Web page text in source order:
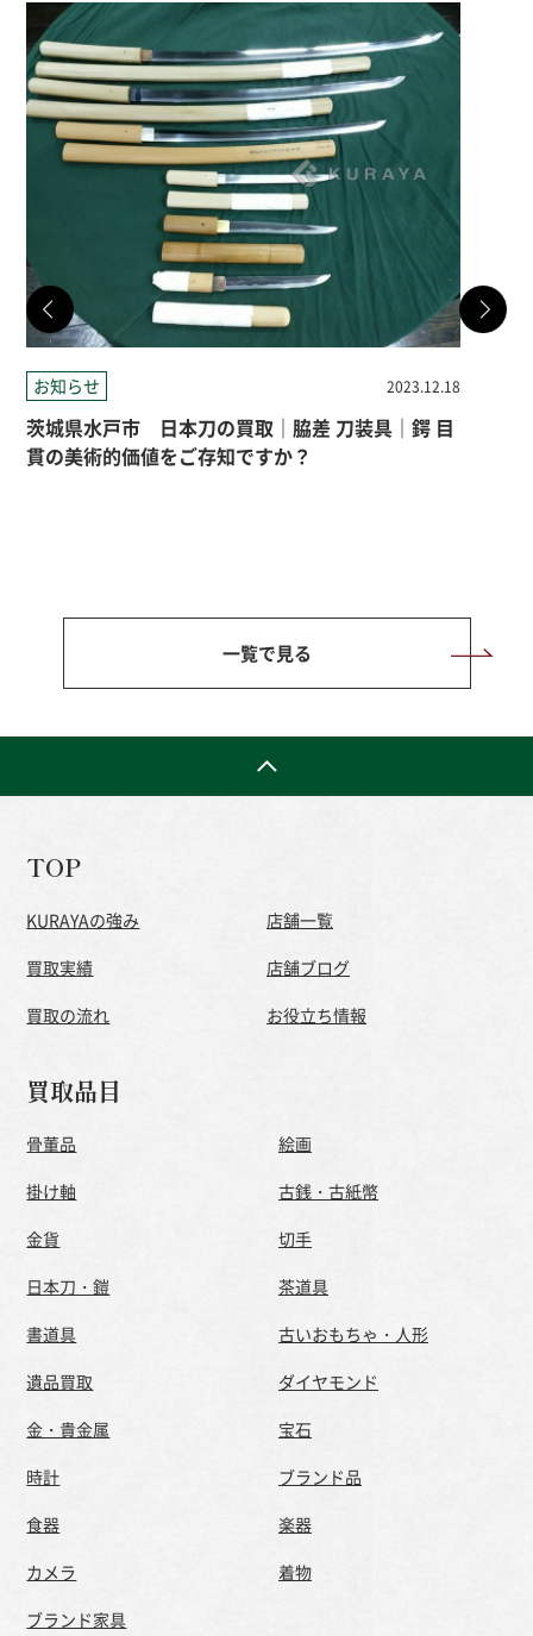
お知らせ 2023.12.18
茨城県水戸市 日本刀の買取｜脇差 刀装具｜鍔 目
貫の美術的価値をご存知ですか？
一覧で見る
TOP
KURAYAの強み
買取実績
買取の流れ
店舗一覧
店舗ブログ
お役立ち情報
買取品目
骨董品
絵画
掛け軸
古銭・古紙幣
金貨
切手
日本刀・鎧
茶道具
書道具
古いおもちゃ・人形
遺品買取
ダイヤモンド
金・貴金属
宝石
時計
ブランド品
食器
楽器
カメラ
着物
ブランド家具